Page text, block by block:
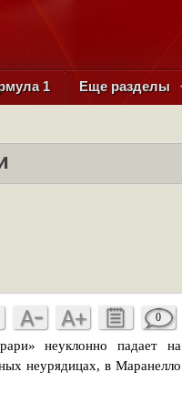
1 Еще разделы
0
неуклонно падает на
неурядицах, в Маранелло